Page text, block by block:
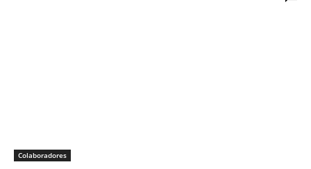
Colaboradores